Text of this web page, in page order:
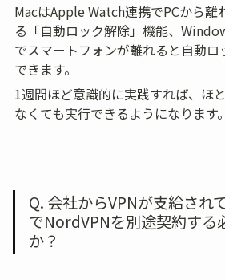
MacはApple Watch連携でPCから離
る「自動ロック解除」機能、
でスマートフォンが離れると自動
できます。
1週間ほど意識的に実践すれば、ほ
なくても実行できるようになります。
Q. 会社からVPNが支給され
でNordVPNを別途契約する
か？